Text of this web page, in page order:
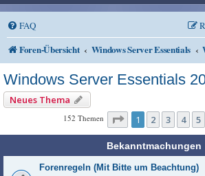
FAQ
Foren-Übersicht Windows Server Essentials
Windows Server Essentials
Neues Thema
152 Themen Seite 1von
1 2 3 4 5
Bekanntmachungen
Forenregeln (Mit Bitte um Beachtung)